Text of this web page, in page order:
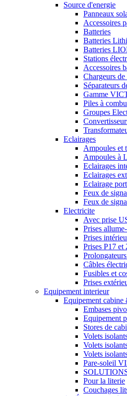
Source d'energie
Panneaux
Accessoires
Batteries
Batteries
Batteries
Stations
Accessoires
Chargeurs de
Séparateurs
Gamme
Piles à
Groupes
Eclairages
Ampoules et
Ampoules à
Eclairages
Eclairages
Eclairage
Feux de
Feux de
Electricite
Avec prise
Prises
Prises
Prises P17 et
Câbles
Fusibles et
Prises
Equipement interieur
Equipement cabine
Embases
Equipement
Stores de
Volets
Volets
Volets
Pare-soleil
Pour la literie
Couchages